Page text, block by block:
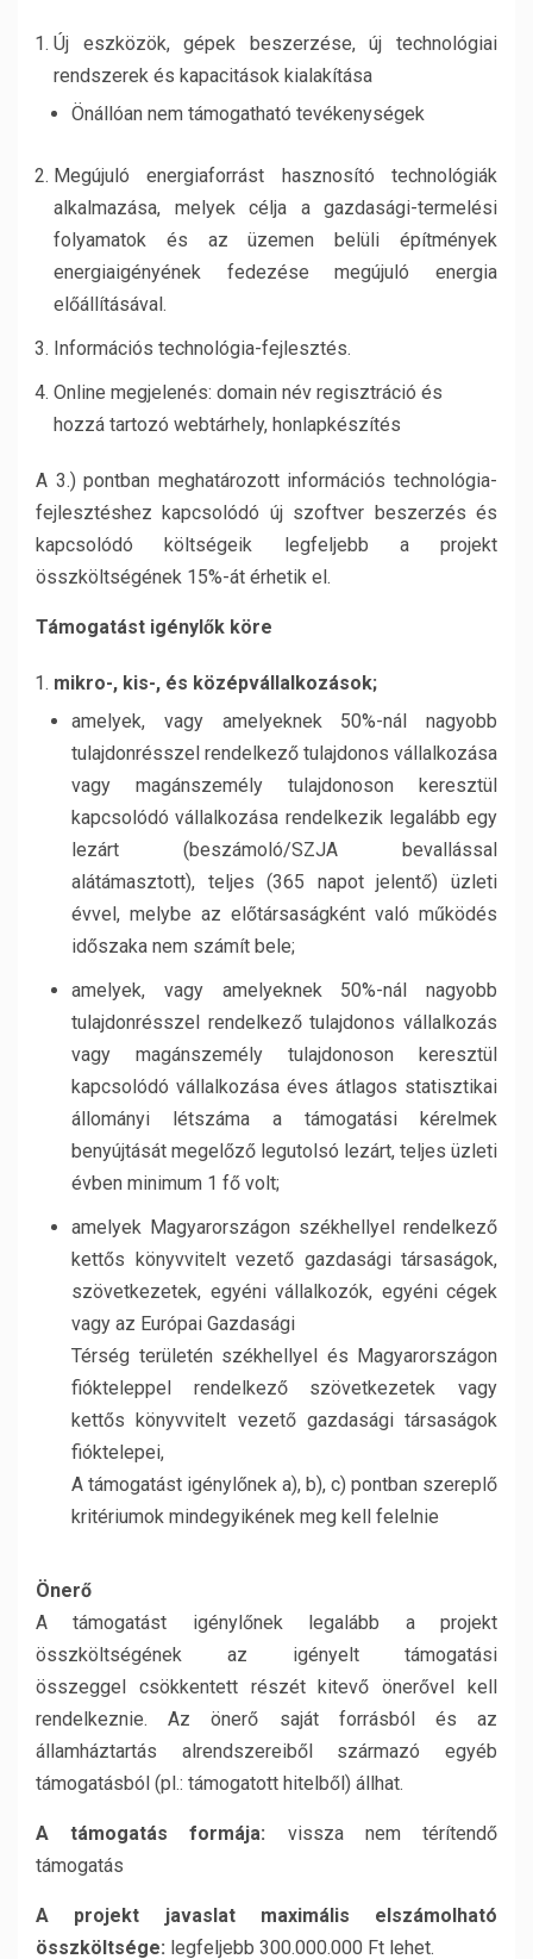
Új eszközök, gépek beszerzése, új technológiai
rendszerek és kapacitások kialakítása
Önállóan nem támogatható tevékenységek
Megújuló energiaforrást hasznosító technológiák
alkalmazása, melyek célja a gazdasági-termelési
folyamatok és az üzemen belüli építmények
energiaigényének fedezése megújuló energia
előállításával.
Információs technológia-fejlesztés.
Online megjelenés: domain név regisztráció és
hozzá tartozó webtárhely, honlapkészítés
A 3.) pontban meghatározott információs technológia-
fejlesztéshez kapcsolódó új szoftver beszerzés és
kapcsolódó költségeik legfeljebb a projekt
összköltségének 15%-át érhetik el.
Támogatást igénylők köre
mikro-, kis-, és középvállalkozások;
amelyek, vagy amelyeknek 50%-nál nagyobb
tulajdonrésszel rendelkező tulajdonos vállalkozása
vagy magánszemély tulajdonoson keresztül
kapcsolódó vállalkozása rendelkezik legalább egy
lezárt (beszámoló/SZJA bevallással
alátámasztott), teljes (365 napot jelentő) üzleti
évvel, melybe az előtársaságként való működés
időszaka nem számít bele;
amelyek, vagy amelyeknek 50%-nál nagyobb
tulajdonrésszel rendelkező tulajdonos vállalkozás
vagy magánszemély tulajdonoson keresztül
kapcsolódó vállalkozása éves átlagos statisztikai
állományi létszáma a támogatási kérelmek
benyújtását megelőző legutolsó lezárt, teljes üzleti
évben minimum 1 fő volt;
amelyek Magyarországon székhellyel rendelkező
kettős könyvvitelt vezető gazdasági társaságok,
szövetkezetek, egyéni vállalkozók, egyéni cégek
vagy az Európai Gazdasági
Térség területén székhellyel és Magyarországon
fiókteleppel rendelkező szövetkezetek vagy
kettős könyvvitelt vezető gazdasági társaságok
fióktelepei,
A támogatást igénylőnek a), b), c) pontban szereplő
kritériumok mindegyikének meg kell felelnie
Önerő
A támogatást igénylőnek legalább a projekt
összköltségének az igényelt támogatási
összeggel csökkentett részét kitevő önerővel kell
rendelkeznie. Az önerő saját forrásból és az
államháztartás alrendszereiből származó egyéb
támogatásból (pl.: támogatott hitelből) állhat.
A támogatás formája: vissza nem térítendő
támogatás
A projekt javaslat maximális elszámolható
összköltsége: legfeljebb 300.000.000 Ft lehet.